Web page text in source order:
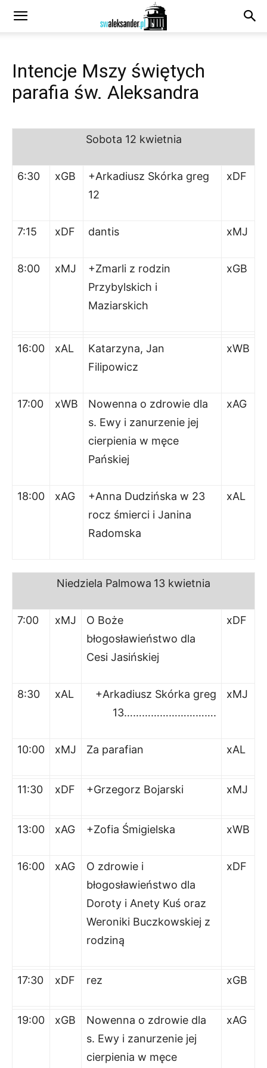
Intencje Mszy świętych
parafia św. Aleksandra
Sobota 12 kwietnia
6:30 xGB
+Arkadiusz Skórka greg
12
xDF
7:15 xDF dantis xMJ
8:00 xMJ
+Zmarli z rodzin
Przybylskich i
Maziarskich
xGB
16:00 xAL
Katarzyna, Jan
Filipowicz
xWB
17:00 xWB
Nowenna o zdrowie dla
s. Ewy i zanurzenie jej
cierpienia w męce
Pańskiej
xAG
18:00 xAG
+Anna Dudzińska w 23
rocz śmierci i Janina
Radomska
xAL
Niedziela Palmowa 13 kwietnia
7:00 xMJ
O Boże
błogosławieństwo dla
Cesi Jasińskiej
xDF
8:30 xAL
+Arkadiusz Skórka greg
13………………………….
xMJ
10:00 xMJ Za parafian xAL
11:30 xDF +Grzegorz Bojarski xMJ
13:00 xAG +Zofia Śmigielska xWB
16:00 xAG
O zdrowie i
błogosławieństwo dla
Doroty i Anety Kuś oraz
Weroniki Buczkowskiej z
rodziną
xDF
17:30 xDF rez xGB
19:00 xGB
Nowenna o zdrowie dla
s. Ewy i zanurzenie jej
cierpienia w męce
xAG